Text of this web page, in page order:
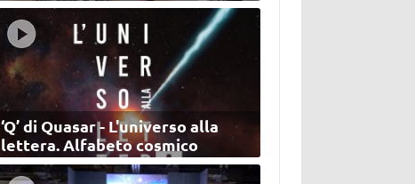
‘Q’ di Quasar - L'universo alla
lettera. Alfabeto cosmico